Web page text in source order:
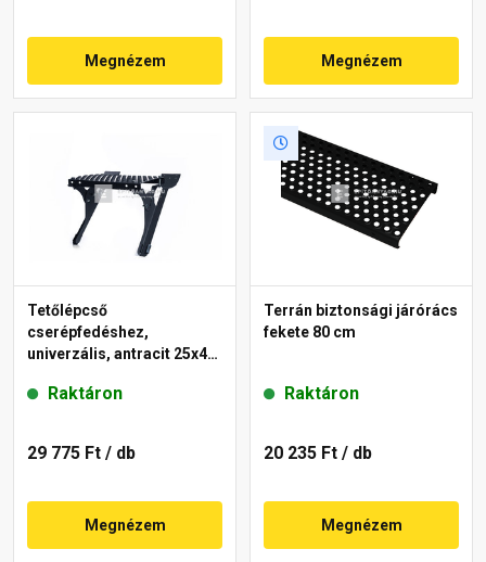
Megnézem Megnézem
Tetőlépcső
cserépfedéshez,
univerzális, antracit 25x40
Raktáron
29 775 Ft / db
Megnézem
Terrán biztonsági járórács
fekete 80 cm
Raktáron
20 235 Ft / db
Megnézem